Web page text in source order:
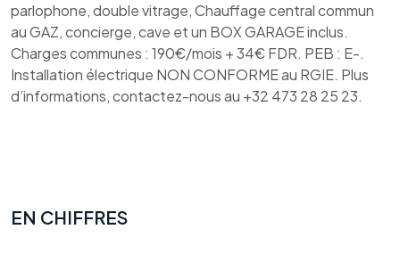
parlophone, double vitrage, Chauffage central commun
au GAZ, concierge, cave et un BOX GARAGE inclus.
Charges communes : 190€/mois + 34€ FDR. PEB : E-.
Installation électrique NON CONFORME au RGIE. Plus
d’informations, contactez-nous au +32 473 28 25 23.
EN CHIFFRES